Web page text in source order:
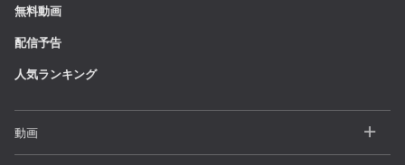
無料動画
配信予告
人気ランキング
動画